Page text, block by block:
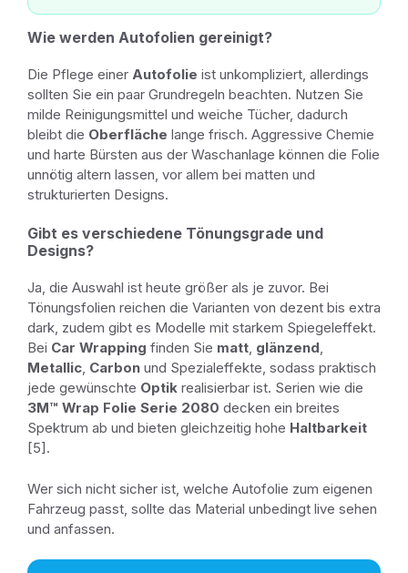
Wie werden Autofolien gereinigt?
Die Pflege einer Autofolie ist unkompliziert, allerdings
sollten Sie ein paar Grundregeln beachten. Nutzen Sie
milde Reinigungsmittel und weiche Tücher, dadurch
bleibt die Oberfläche lange frisch. Aggressive Chemie
und harte Bürsten aus der Waschanlage können die Folie
unnötig altern lassen, vor allem bei matten und
strukturierten Designs.
Gibt es verschiedene Tönungsgrade und
Designs?
Ja, die Auswahl ist heute größer als je zuvor. Bei
Tönungsfolien reichen die Varianten von dezent bis extra
dark, zudem gibt es Modelle mit starkem Spiegeleffekt.
Bei Car Wrapping finden Sie matt, glänzend,
Metallic, Carbon und Spezialeffekte, sodass praktisch
jede gewünschte Optik realisierbar ist. Serien wie die
3M™ Wrap Folie Serie 2080 decken ein breites
Spektrum ab und bieten gleichzeitig hohe Haltbarkeit
[5].
Wer sich nicht sicher ist, welche Autofolie zum eigenen
Fahrzeug passt, sollte das Material unbedingt live sehen
und anfassen.